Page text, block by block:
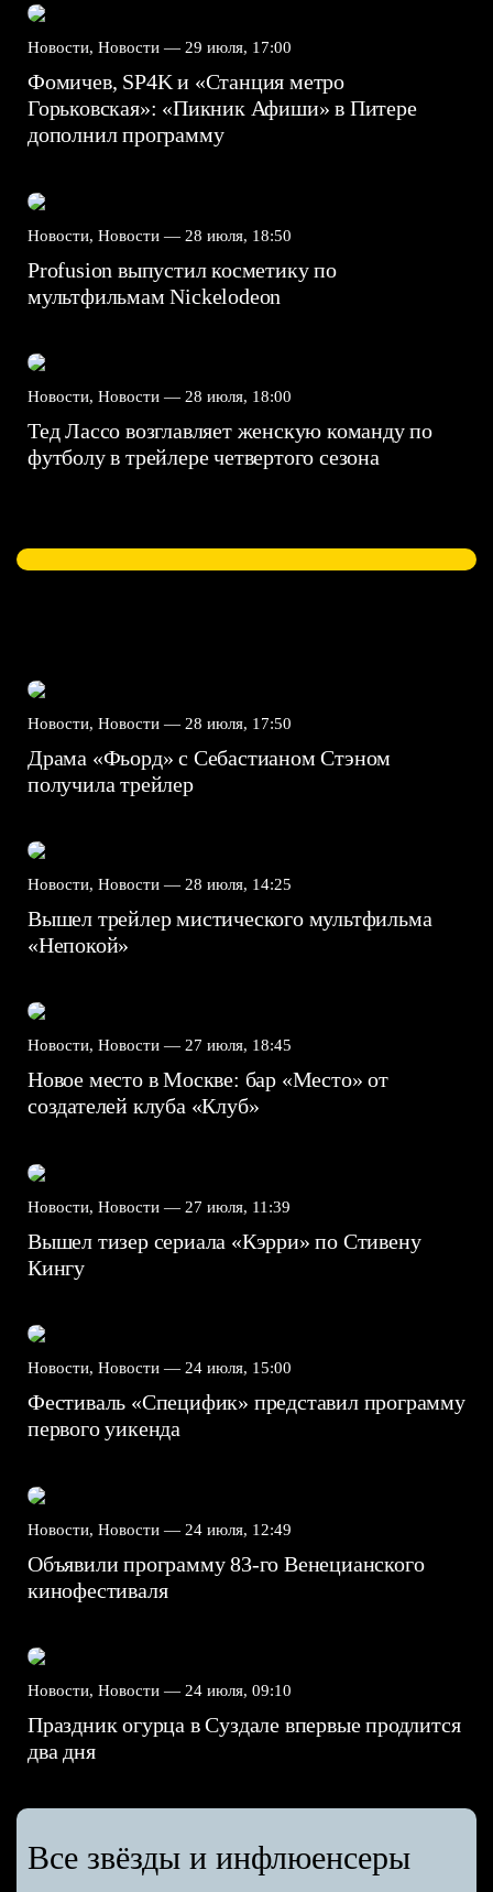
Новости, Новости — 29 июля, 17:00
Фомичев, SP4K и «Станция метро
Горьковская»: «Пикник Афиши» в Питере
дополнил программу
Новости, Новости — 28 июля, 18:50
Profusion выпустил косметику по
мультфильмам Nickelodeon
Новости, Новости — 28 июля, 18:00
Тед Лассо возглавляет женскую команду по
футболу в трейлере четвертого сезона
Новости, Новости — 28 июля, 17:50
Драма «Фьорд» с Себастианом Стэном
получила трейлер
Новости, Новости — 28 июля, 14:25
Вышел трейлер мистического мультфильма
«Непокой»
Новости, Новости — 27 июля, 18:45
Новое место в Москве: бар «Место» от
создателей клуба «Клуб»
Новости, Новости — 27 июля, 11:39
Вышел тизер сериала «Кэрри» по Стивену
Кингу
Новости, Новости — 24 июля, 15:00
Фестиваль «Специфик» представил программу
первого уикенда
Новости, Новости — 24 июля, 12:49
Объявили программу 83-го Венецианского
кинофестиваля
Новости, Новости — 24 июля, 09:10
Праздник огурца в Суздале впервые продлится
два дня
Все звёзды и инфлюенсеры